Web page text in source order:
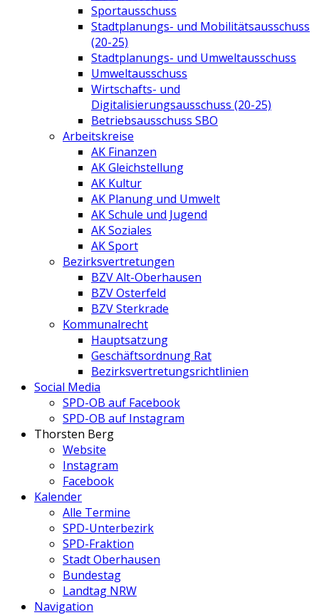
Sportausschuss
Stadtplanungs- und Mobilitätsausschuss
(20-25)
Stadtplanungs- und Umweltausschuss
Umweltausschuss
Wirtschafts- und
Digitalisierungsausschuss (20-25)
Betriebsausschuss SBO
Arbeitskreise
AK Finanzen
AK Gleichstellung
AK Kultur
AK Planung und Umwelt
AK Schule und Jugend
AK Soziales
AK Sport
Bezirksvertretungen
BZV Alt-Oberhausen
BZV Osterfeld
BZV Sterkrade
Kommunalrecht
Hauptsatzung
Geschäftsordnung Rat
Bezirksvertretungs­richtlinien
Social Media
SPD-OB auf Facebook
SPD-OB auf Instagram
Thorsten Berg
Website
Instagram
Facebook
Kalender
Alle Termine
SPD-Unterbezirk
SPD-Fraktion
Stadt Oberhausen
Bundestag
Landtag NRW
Navigation